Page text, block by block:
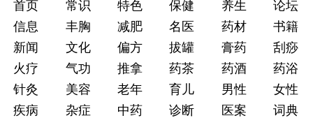
首页 常识 特色 保健 养生
论坛
信息
丰胸 减肥 名医 药材
书籍
新闻
文化 偏方 拔罐 膏药
刮痧
火疗
气功 推拿 药茶 药酒
药浴
针灸
美容 老年 育儿 男性
女性
疾病
杂症 中药 诊断 医案
词典